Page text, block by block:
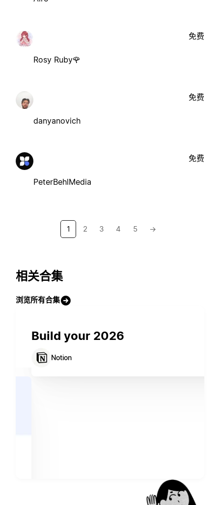
Rosy Ruby🌹
免费
danyanovich
免费
PeterBehlMedia
免费
1 2 3 4 5 →
相关合集
浏览所有合集
Build your 2026
Notion